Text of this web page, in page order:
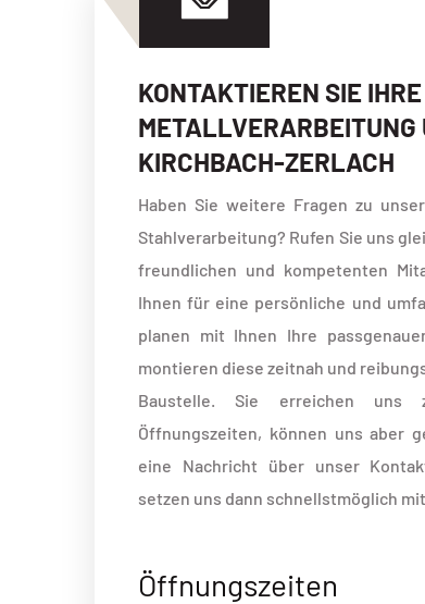
KONTAKTIEREN SIE
KIRCHBACH-ZERLACH
Haben Sie weitere Fragen zu
Stahlverarbeitung? Rufen Sie uns
freundlichen und kompetenten
Ihnen für eine persönliche und
planen mit Ihnen Ihre
montieren diese zeitnah und
Baustelle. Sie erreichen uns
Öffnungszeiten, können uns aber
eine Nachricht über unser
setzen uns dann schnellstmöglich
Öffnungszeiten